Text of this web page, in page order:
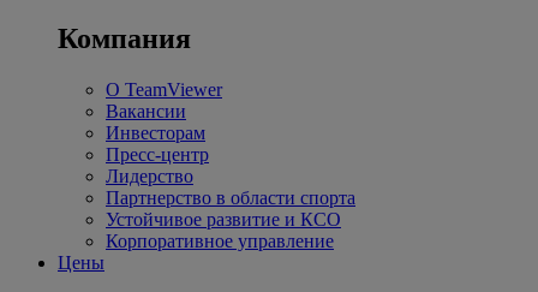
Компания
О TeamViewer
Вакансии
Инвесторам
Пресс-центр
Лидерство
Партнерство в области спорта
Устойчивое развитие и КСО
Корпоративное управление
Цены